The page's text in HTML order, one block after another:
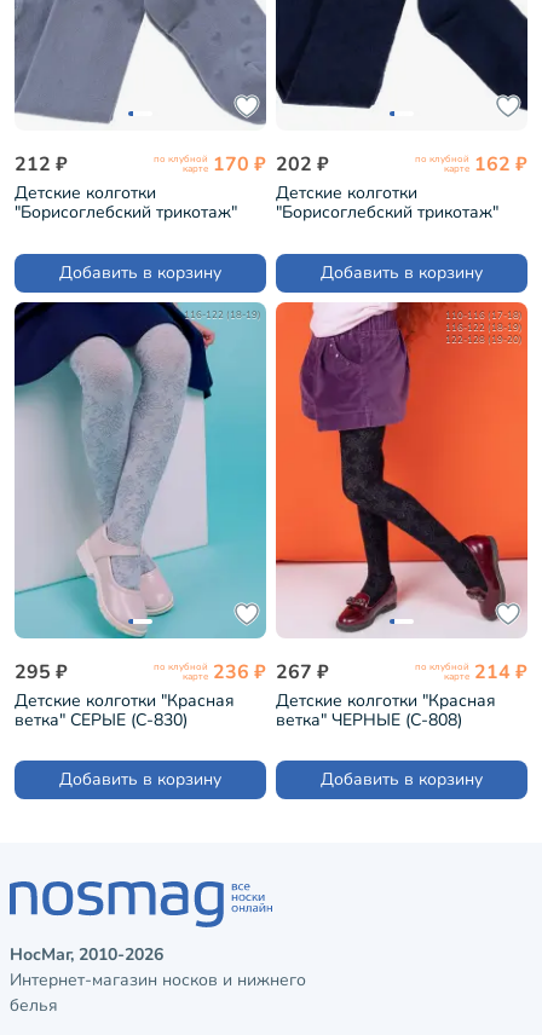
212 ₽ по клубной
карте 170 ₽
Детские колготки
"Борисоглебский трикотаж"
Добавить в корзину
202 ₽ по клубной
карте 162 ₽
Детские колготки
"Борисоглебский трикотаж"
(7СД3001)
Добавить в корзину
116-122 (18-19)
295 ₽ по клубной
карте 236 ₽
Детские колготки "Красная
ветка" СЕРЫЕ (С-830)
Добавить в корзину
110-116 (17-18)
116-122 (18-19)
122-128 (19-20)
267 ₽ по клубной
карте 214 ₽
Детские колготки "Красная
ветка" ЧЕРНЫЕ (С-808)
Добавить в корзину
НосМаг, 2010-2026
Интернет-магазин носков и нижнего
белья